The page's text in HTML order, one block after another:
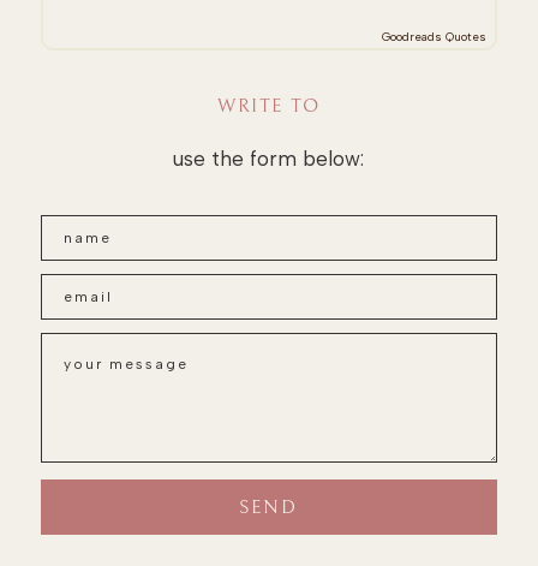
Goodreads Quotes
WRITE TO
use the form below: